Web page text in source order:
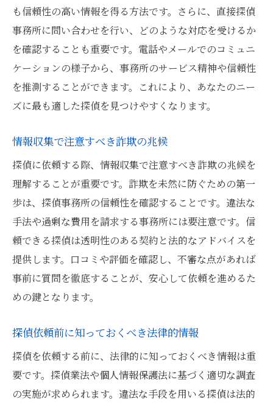
も信頼性の高い情報を得る方法です。さらに、直接探偵
事務所に問い合わせを行い、どのような対応を受けるか
を確認することも重要です。電話やメールでのコミュニ
ケーションの様子から、事務所のサービス精神や信頼性
を推測することができます。これにより、あなたのニー
ズに最も適した探偵を見つけやすくなります。
情報収集で注意すべき詐欺の兆候
探偵に依頼する際、情報収集で注意すべき詐欺の兆候を
理解することが重要です。詐欺を未然に防ぐための第一
歩は、探偵事務所の信頼性を確認することです。違法な
手法や過剰な費用を請求する事務所には要注意です。信
頼できる探偵は透明性のある契約と法的なアドバイスを
提供します。口コミや評価を確認し、不審な点があれば
事前に質問を徹底することが、安心して依頼を進めるた
めの鍵となります。
探偵依頼前に知っておくべき法律的情報
探偵を依頼する前に、法律的に知っておくべき情報は重
要です。探偵業法や個人情報保護法に基づく適切な調査
の実施が求められます。違法な手段を用いる探偵は法的